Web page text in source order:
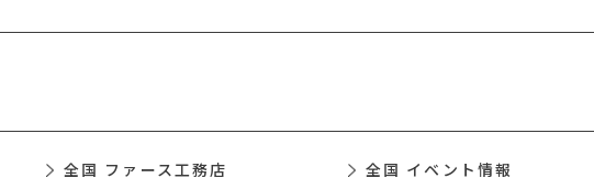
全国 ファース工務店
全国 イベント情報